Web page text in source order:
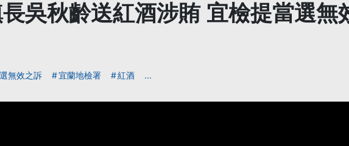
吳秋齡送紅酒涉賄 宜檢提當選無
無效之訴 宜蘭地檢署 紅酒 ...